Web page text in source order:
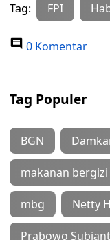
Tag: FPI
0 Komentar
Tag Populer
BGN
makanan
mbg Netty
Prabowo